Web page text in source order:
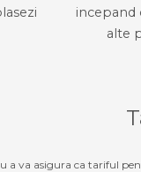
incepand
alte
va asigura ca tariful